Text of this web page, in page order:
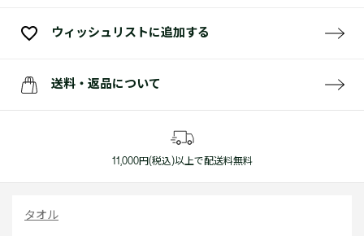
ウィッシュリストに追加する
送料・返品について
11,000円(税込)以上で配送料無料
タオル